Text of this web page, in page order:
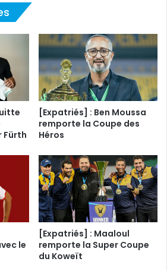
Fürth
[Expatriés] : Ben Moussa
remporte la Coupe des
Héros
le
[Expatriés] : Maaloul
remporte la Super Coupe
du Koweït